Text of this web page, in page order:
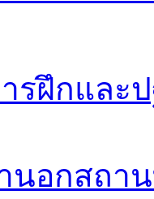
รฝึกและ